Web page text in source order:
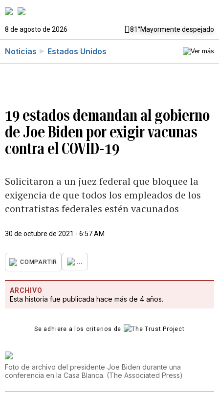
8 de agosto de 2026 81°Mayormente despejado
Noticias Estados Unidos
19 estados demandan al gobierno
de Joe Biden por exigir vacunas
contra el COVID-19
Solicitaron a un juez federal que bloquee la
exigencia de que todos los empleados de los
contratistas federales estén vacunados
30 de octubre de 2021 - 6:57 AM
COMPARTIR ...
ARCHIVO
Esta historia fue publicada hace más de 4 años.
Se adhiere a los criterios de
Foto de archivo del presidente Joe Biden durante una
conferencia en la Casa Blanca. (The Associated Press)